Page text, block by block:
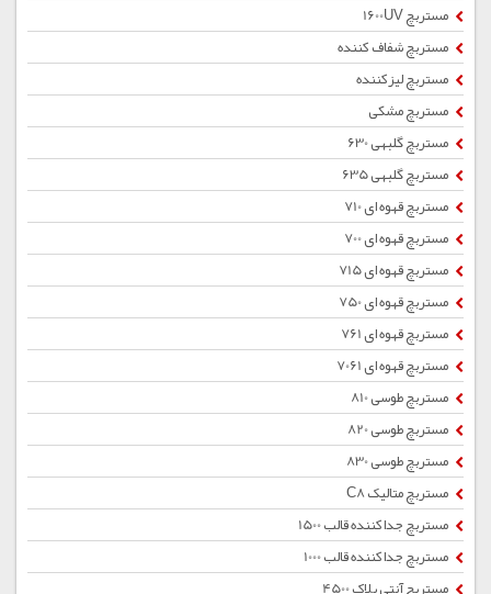
مستربچ 1600UV
مستربچ شفاف کننده
مستربچ لیزکننده
مستربچ مشکی
مستربچ گلبهی 630
مستربچ گلبهی 635
مستربچ قهوه ای 710
مستربچ قهوه ای 700
مستربچ قهوه ای 715
مستربچ قهوه ای 750
مستربچ قهوه ای 761
مستربچ قهوه ای 7061
مستربچ طوسی 810
مستربچ طوسی 820
مستربچ طوسی 830
مستربچ متالیک C8
مستربچ جداکننده قالب 1500
مستربچ جداکننده قالب 1000